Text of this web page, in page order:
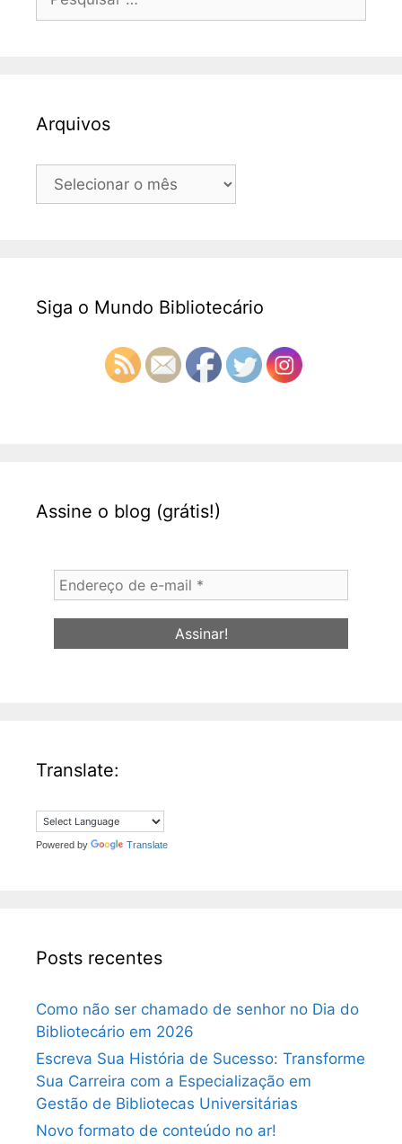
por:
Arquivos
Arquivos
Siga o Mundo Bibliotecário
Assine o blog (grátis!)
Endereço
de
e-
Translate:
Powered by Translate
Posts recentes
Como não ser chamado de senhor no Dia do
Bibliotecário em 2026
Escreva Sua História de Sucesso: Transforme
Sua Carreira com a Especialização em
Gestão de Bibliotecas Universitárias
Novo formato de conteúdo no ar!